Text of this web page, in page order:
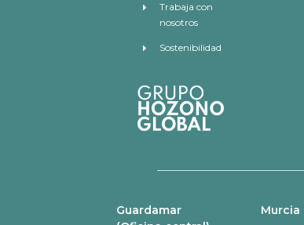
Trabaja con
nosotros
Sostenibilidad
Guardamar
Murcia